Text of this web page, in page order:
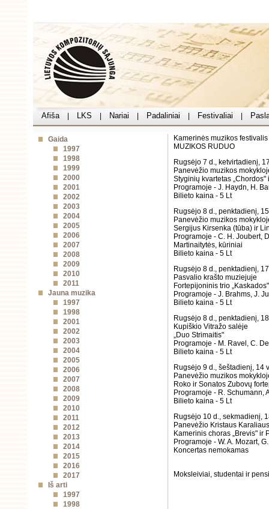
Afiša LKS Nariai Padaliniai Festivaliai
Gaida
1997
1998
1999
2000
2001
2002
2003
2004
2005
2006
2007
2008
2009
2010
2011
Jauna muzika
1997
1998
2001
2002
2003
2004
2005
2006
2007
2008
2009
2010
2011
2012
2013
2014
2015
2016
2017
Iš arti
1997
1998
Kamerinės muzikos festivalis
MUZIKOS RUDUO
Rugsėjo 7 d., ketvirtadienį,
Panevėžio muzikos
Styginių kvartetas
Programoje - J. Haydn, H.
Bilieto kaina - 5 Lt
Rugsėjo 8 d., penktadienį,
Panevėžio muzikos
Sergijus Kirsenka (tūba) ir
Programoje - C. H. Joubert,
Martinaitytės, kūriniai
Bilieto kaina - 5 Lt
Rugsėjo 8 d., penktadienį,
Pasvalio krašto muziejuje
Fortepijoninis trio „Kaskados"
Programoje - J. Brahms, J.
Bilieto kaina - 5 Lt
Rugsėjo 8 d., penktadienį,
Kupiškio Vitražo salėje
„Duo Strimaitis"
Programoje - M. Ravel, C.
Bilieto kaina - 5 Lt
Rugsėjo 9 d., šeštadienį, 14
Panevėžio muzikos
Roko ir Sonatos Zubovų
Programoje - R. Schumann,
Bilieto kaina - 5 Lt
Rugsėjo 10 d., sekmadienį,
Panevėžio Kristaus
Kamerinis choras „Brevis" ir
Programoje - W. A. Mozart,
Koncertas nemokamas
Moksleiviai, studentai ir